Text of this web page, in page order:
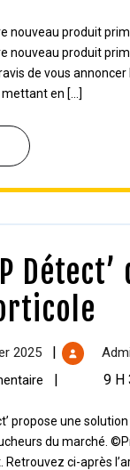
nouveau produit
de vous annoncer
en [...]
2025 |
| 9 H
du marché.
Retrouvez ci-après